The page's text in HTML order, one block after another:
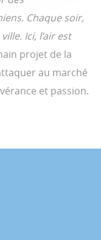
Chaque soir,
Ici, l’air est
projet de la
au marché
et passion.